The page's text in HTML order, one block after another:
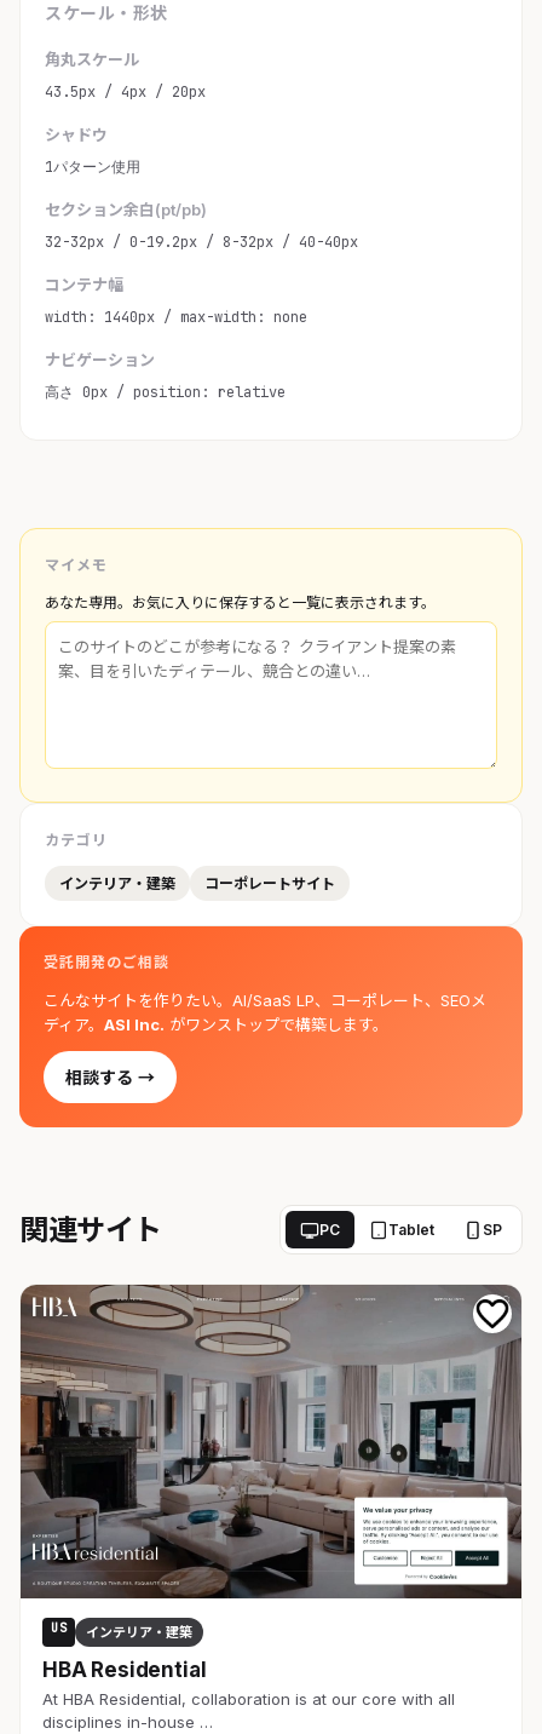
スケール・形状
角丸スケール
43.5px / 4px / 20px
シャドウ
1パターン使用
セクション余白(pt/pb)
32-32px / 0-19.2px / 8-32px / 40-40px
コンテナ幅
width: 1440px / max-width: none
ナビゲーション
高さ 0px / position: relative
マイメモ
あなた専用。お気に入りに保存すると一覧に表示されます。
カテゴリ
インテリア・建築 コーポレートサイト
受託開発のご相談
こんなサイトを作りたい。AI/SaaS LP、コーポレート、SEOメ
ディア。 ASI Inc. がワンストップで構築します。
相談する →
関連サイト PC Tablet SP
US インテリア・建築
HBA Residential
At HBA Residential, collaboration is at our core with all
disciplines in-house …